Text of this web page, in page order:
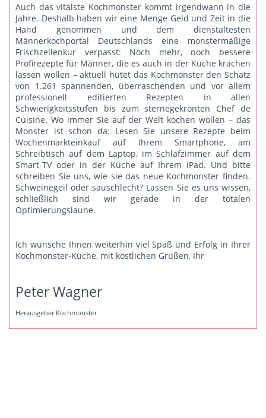
Auch das vitalste Kochmonster kommt irgendwann in die
Jahre. Deshalb haben wir eine Menge Geld und Zeit in die
Hand genommen und dem dienstältesten
Männerkochportal Deutschlands eine monstermäßige
Frischzellenkur verpasst: Noch mehr, noch bessere
Profirezepte für Männer, die es auch in der Küche krachen
lassen wollen – aktuell hütet das Kochmonster den Schatz
von 1.261 spannenden, überraschenden und vor allem
professionell editierten Rezepten in allen
Schwierigkeitsstufen bis zum sternegekrönten Chef de
Cuisine. Wo immer Sie auf der Welt kochen wollen – das
Monster ist schon da: Lesen Sie unsere Rezepte beim
Wochenmarkteinkauf auf Ihrem Smartphone, am
Schreibtisch auf dem Laptop, im Schlafzimmer auf dem
Smart-TV oder in der Küche auf Ihrem iPad. Und bitte
schreiben Sie uns, wie sie das neue Kochmonster finden.
Schweinegeil oder sauschlecht? Lassen Sie es uns wissen,
schließlich sind wir gerade in der totalen
Optimierungslaune.
Ich wünsche Ihnen weiterhin viel Spaß und Erfolg in Ihrer
Kochmonster-Küche, mit köstlichen Grüßen, Ihr
Peter Wagner
Herausgeber Kochmonster